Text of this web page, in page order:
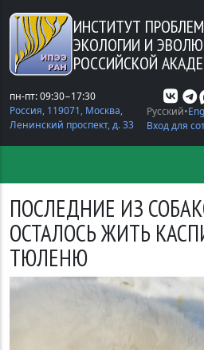
Перейти к основному
ИНСТИТУТ ПРОБЛЕМ
ЭКОЛОГИИ И
РОССИЙСКОЙ
пн-пт: 09:30−17:30
Россия, 119071, Москва,
Ленинский проспект, д. 33
Русский
Вход для
ПОСЛЕДНИЕ ИЗ
ОСТАЛОСЬ ЖИТЬ
ТЮЛЕНЮ